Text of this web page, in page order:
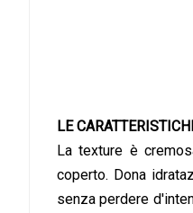
LE
La texture è
coperto. Dona
senza perdere